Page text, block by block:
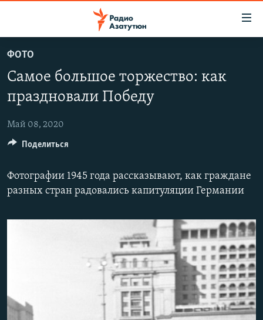
основному
содержанию
Перейти
навигации
поиску
НОВОСТИ
ПОЛИТИКА
ОБЩЕСТВО
ЭКОНОМИКА
НАГОРНЫЙ КАРАБАХ
English
ФОТО
Самое большое торжество: как
праздновали Победу
Май 08, 2020
Фотографии 1945 года рассказывают, как граждане
разных стран радовались капитуляции Германии
Поделиться